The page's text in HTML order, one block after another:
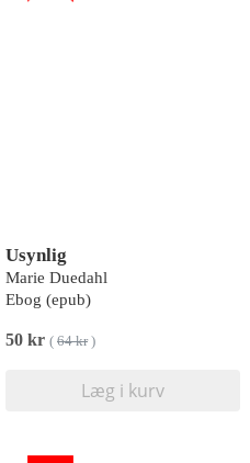
Usynlig
Marie Duedahl
Ebog (epub)
50 kr ( 64 kr)
Læg i kurv